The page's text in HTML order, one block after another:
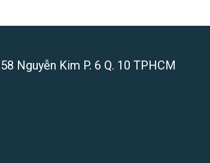
58 Nguyễn Kim P. 6 Q. 10 TPHCM